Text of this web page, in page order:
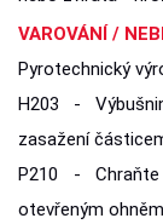
VAROVÁNÍ /
Pyrotechnický
H203 -
zasažení
P210 -
otevřeným